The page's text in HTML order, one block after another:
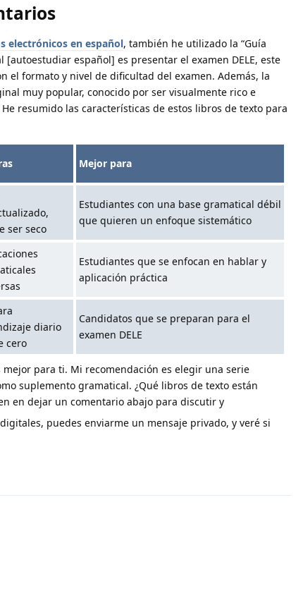
electrónicos en español, también he utilizado la “Guía
[autoestudiar español] es presentar el examen DELE, este
el formato y nivel de dificultad del examen. Además, la
muy popular, conocido por ser visualmente rico e
resumido las características de estos libros de texto para
Mejor para
ser seco
Estudiantes con una base gramatical débil
que quieren un enfoque sistemático
Estudiantes que se enfocan en hablar y
aplicación práctica
diario
cero
Candidatos que se preparan para el
examen DELE
para ti. Mi recomendación es elegir una serie
suplemento gramatical. ¿Qué libros de texto están
en dejar un comentario abajo para discutir y
puedes enviarme un mensaje privado, y veré si